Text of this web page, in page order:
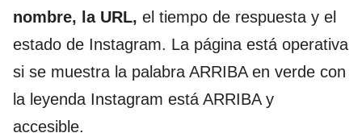
nombre, la URL, el tiempo de respuesta y el
estado de Instagram. La página está operativa
si se muestra la palabra ARRIBA en verde con
la leyenda Instagram está ARRIBA y
accesible.